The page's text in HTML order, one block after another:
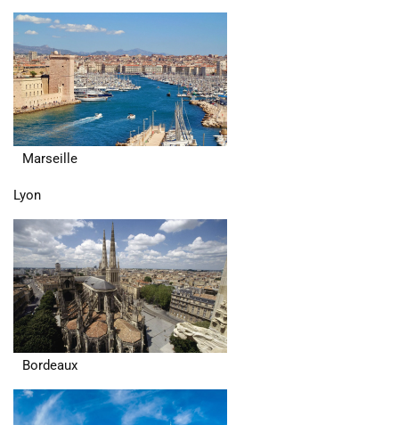
Marseille
Lyon
Bordeaux